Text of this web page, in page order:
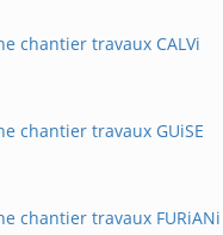
chantier travaux CALVi
chantier travaux GUiSE
chantier travaux FURiANi